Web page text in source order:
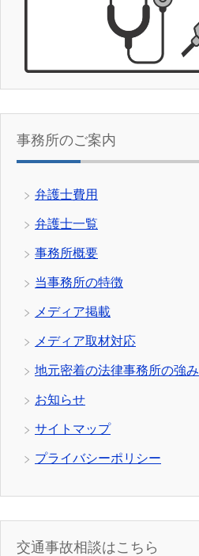
事務所のご案内
弁護士費用
弁護士一覧
事務所概要
当事務所の特徴
メディア掲載
メディア取材対応
地元密着の法律事務所の強み
お知らせ
サイトマップ
プライバシーポリシー
交通事故相談はこちら